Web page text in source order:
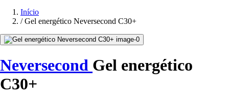
Início
/ Gel energético Neversecond C30+
Neversecond Gel energético
C30+